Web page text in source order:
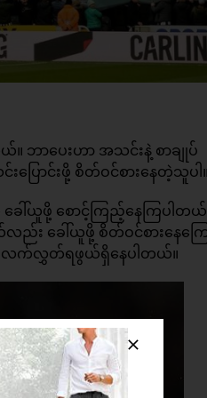
ဘာပေးဟာ အသင်းနဲ့ စာချုပ်
ြောင်းဖို့ စိတ်ဝင်စားနေတဲ့သူပါ။
ေါ်ယူဖို့ စောင့်ကြည့်နေကြပါတ
း ခေါ်ယူဖို့ စိတ်ဝင်စားနေကြေ
ာ့ လက်လွှတ်ရဖွယ်ရှိနေပါတယ်။